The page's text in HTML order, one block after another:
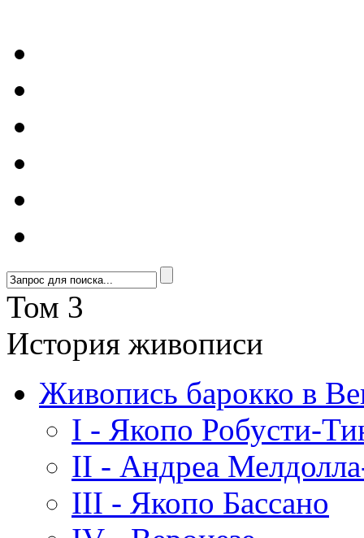
Том 3
История живописи
Живопись барокко в
I - Якопо Робусти-
II - Андреа
III - Якопо Бассано